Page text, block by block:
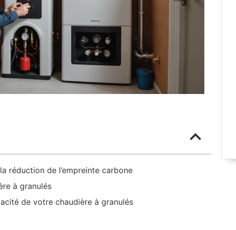
réduction de l’empreinte carbone
à granulés
de votre chaudière à granulés